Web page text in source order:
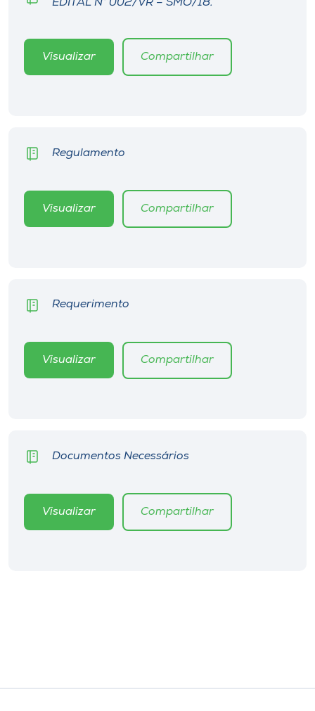
EDITAL N° 002/VR – SMO/18.
Visualizar Compartilhar
Regulamento
Visualizar Compartilhar
Requerimento
Visualizar Compartilhar
Documentos Necessários
Visualizar Compartilhar